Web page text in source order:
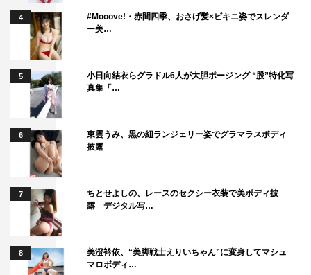
4
#Mooove!・赤間四季、おさげ髪×ビキニ姿でスレンダ
ー美…
5
小日向結衣らグラドル6人が大胆ポージング “股”特化写
真集「…
6
東雲うみ、黒の紐ランジェリー姿でグラマラスボディ
披露
7
ちとせよしの、レースのセクシー衣装で美ボディ披
露 デジタル写…
8
美澄衿依、“美脚戦士えりいちゃん”に変身してマシュ
マロボディ…